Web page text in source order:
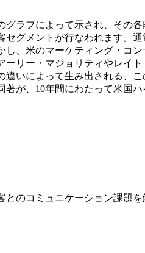
ラフによって示され、その
グメントが行なわれます。
、米のマーケティング・コ
リー・マジョリティやレイ
いによって生み出される、
が、10年間にわたって米国
のコミュニケーション課題